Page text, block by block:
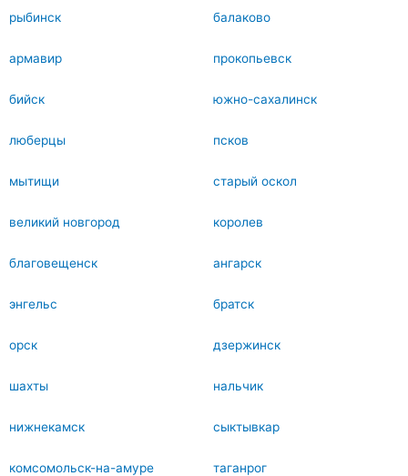
рыбинск балаково
армавир прокопьевск
бийск южно-сахалинск
люберцы псков
мытищи старый оскол
великий новгород королев
благовещенск ангарск
энгельс братск
орск дзержинск
шахты нальчик
нижнекамск сыктывкар
комсомольск-на-амуре таганрог